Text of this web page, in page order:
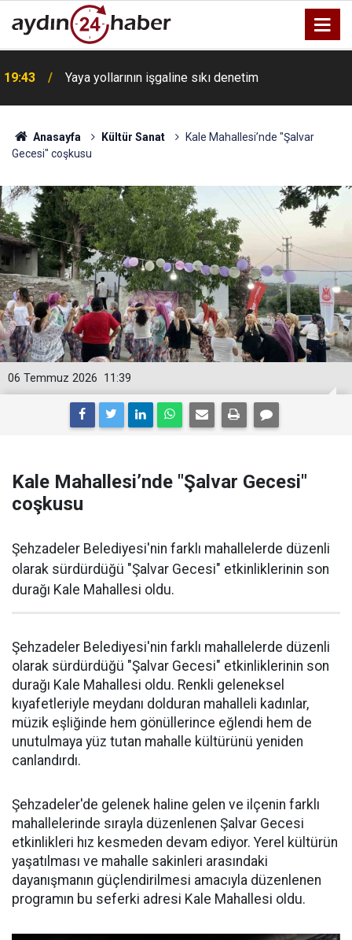
19:43 Yaya yollarının işgaline sıkı denetim
Anasayfa Kültür Sanat
Kale Mahallesi’nde "Şalvar
Gecesi" coşkusu
11:39
06 Temmuz 2026
Kale Mahallesi’nde "Şalvar Gecesi"
coşkusu
Şehzadeler Belediyesi'nin farklı mahallelerde düzenli
olarak sürdürdüğü "Şalvar Gecesi" etkinliklerinin son
durağı Kale Mahallesi oldu.
Şehzadeler Belediyesi'nin farklı mahallelerde düzenli
olarak sürdürdüğü "Şalvar Gecesi" etkinliklerinin son
durağı Kale Mahallesi oldu. Renkli geleneksel
kıyafetleriyle meydanı dolduran mahalleli kadınlar,
müzik eşliğinde hem gönüllerince eğlendi hem de
unutulmaya yüz tutan mahalle kültürünü yeniden
canlandırdı.
Şehzadeler'de gelenek haline gelen ve ilçenin farklı
mahallelerinde sırayla düzenlenen Şalvar Gecesi
etkinlikleri hız kesmeden devam ediyor. Yerel kültürün
yaşatılması ve mahalle sakinleri arasındaki
dayanışmanın güçlendirilmesi amacıyla düzenlenen
programın bu seferki adresi Kale Mahallesi oldu.